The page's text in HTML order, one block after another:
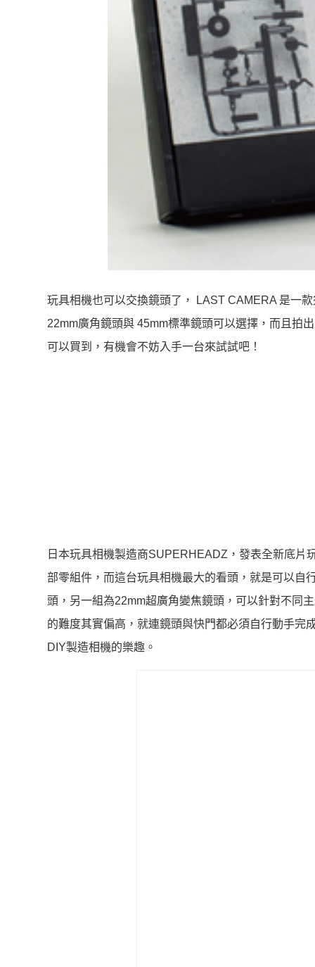
玩具相機也可以交換鏡頭了， LAST CAMERA 是一
22mm廣角鏡頭與 45mm標準鏡頭可以選擇，而且拍
可以買到，有機會不妨入手一台來試試吧！
日本玩具相機製造商SUPERHEADZ，發表全新底
部零組件，而這台玩具相機最大的看頭，就是可以自
頭，另一組為22mm超廣角變焦鏡頭，可以針對不同
的難度其實偏高，就連鏡頭與快門都必須自行動手完
DIY製造相機的樂趣。